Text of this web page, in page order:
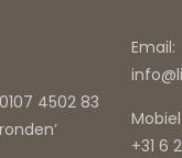
4502 83
Email:
+31 6